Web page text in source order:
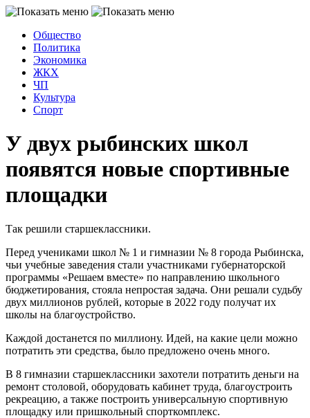
Общество
Политика
Экономика
ЖКХ
ЧП
Культура
Спорт
У двух рыбинских школ
появятся новые спортивные
площадки
Так решили старшеклассники.
Перед учениками школ № 1 и гимназии № 8 города Рыбинска,
чьи учебные заведения стали участниками губернаторской
программы «Решаем вместе» по направлению школьного
бюджетирования, стояла непростая задача. Они решали судьбу
двух миллионов рублей, которые в 2022 году получат их
школы на благоустройство.
Каждой достанется по миллиону. Идей, на какие цели можно
потратить эти средства, было предложено очень много.
В 8 гимназии старшеклассники захотели потратить деньги на
ремонт столовой, оборудовать кабинет труда, благоустроить
рекреацию, а также построить универсальную спортивную
площадку или пришкольный спорткомплекс.